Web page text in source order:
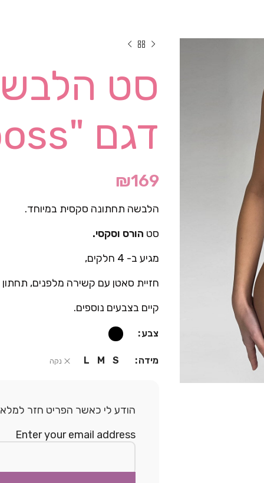
סט
דגם "boss"- שחור
₪169
הלבשה תחתונה סקסית במיוחד.
סט הורס וסקסי.
מגיע ב- 4 חלקים,
חזיית סאטן עם קשירה מלפנים, תחתון
קיים בצבעים נוספים.
צבע
מידה S
M
L נקה
הודע לי כאשר הפריט חזר
Enter your email address